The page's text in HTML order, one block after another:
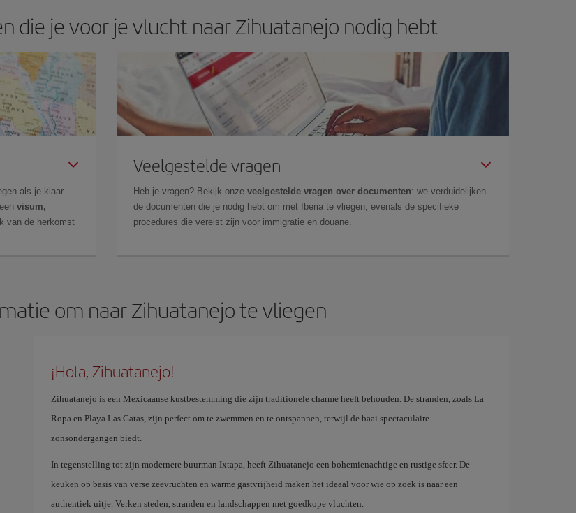
die je voor je vlucht naar Zihuatanejo nodig hebt
als je klaar
visum,
van de herkomst
Veelgestelde vragen
Heb je vragen? Bekijk onze veelgestelde vragen over documenten: we verduidelijken
de documenten die je nodig hebt om met Iberia te vliegen, evenals de specifieke
procedures die vereist zijn voor immigratie en douane.
om naar Zihuatanejo te vliegen
¡Hola, Zihuatanejo!
Zihuatanejo is een Mexicaanse kustbestemming die zijn traditionele charme heeft behouden. De stranden, zoals La
Ropa en Playa Las Gatas, zijn perfect om te zwemmen en te ontspannen, terwijl de baai spectaculaire
zonsondergangen biedt.
In tegenstelling tot zijn modernere buurman Ixtapa, heeft Zihuatanejo een bohemienachtige en rustige sfeer. De
keuken op basis van verse zeevruchten en warme gastvrijheid maken het ideaal voor wie op zoek is naar een
authentiek uitje. Verken steden, stranden en landschappen met goedkope vluchten.